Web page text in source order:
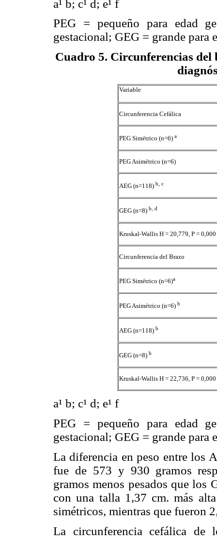
a¹ b; c¹ d; e¹ f
PEG = pequeño para edad
gestacional; GEG = grande para
Cuadro 5. Circunferencias del
Variable
Circunferencia Cefálica
PEG Simétrico (n=6) a
PEG Asimétrico (n=6)
AEG (n=118) b, c
GEG (n=8) b, d
Kruskal-Wallis H = 20,779, P = 0,000
Circunferencia del Brazo
PEG Simétrico (n=6)a
PEG Asimétrico (n=6) b
AEG (n=118) b
GEG (n=8) b
Kruskal-Wallis H = 22,736, P = 0,000
a¹ b; c¹ d; e¹ f
PEG = pequeño para edad
gestacional; GEG = grande para
La diferencia en peso entre los
fue de 573 y 930 gramos
gramos menos pesados que los
con una talla 1,37 cm. más
simétricos, mientras que fueron
La circunferencia cefálica de